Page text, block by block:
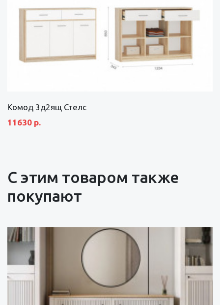
Комод 3д2ящ Стелс
11630 р.
С этим товаром также
покупают